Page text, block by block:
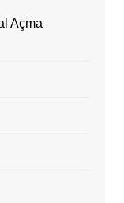
Açma